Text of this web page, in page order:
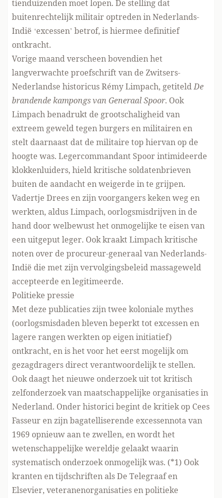
tienduizenden moet lopen. De stelling dat
buitenrechtelijk militair optreden in Nederlands-
Indië ‘excessen’ betrof, is hiermee definitief
ontkracht.
Vorige maand verscheen bovendien het
langverwachte proefschrift van de Zwitsers-
Nederlandse historicus Rémy Limpach, getiteldDe
brandende kampongs van Generaal Spoor. Ook
Limpach benadrukt de grootschaligheid van
extreem geweld tegen burgers en militairen en
stelt daarnaast dat de militaire top hiervan op de
hoogte was. Legercommandant Spoor intimideerde
klokkenluiders, hield kritische soldatenbrieven
buiten de aandacht en weigerde in te grijpen.
Vadertje Drees en zijn voorgangers keken weg en
werkten, aldus Limpach, oorlogsmisdrijven in de
hand door welbewust het onmogelijke te eisen van
een uitgeput leger. Ook kraakt Limpach kritische
noten over de procureur-generaal van Nederlands-
Indië die met zijn vervolgingsbeleid massageweld
accepteerde en legitimeerde.
Politieke pressie
Met deze publicaties zijn twee koloniale mythes
(oorlogsmisdaden bleven beperkt tot excessen en
lagere rangen werkten op eigen initiatief)
ontkracht, en is het voor het eerst mogelijk om
gezagdragers direct verantwoordelijk te stellen.
Ook daagt het nieuwe onderzoek uit tot kritisch
zelfonderzoek van maatschappelijke organisaties in
Nederland. Onder historici begint de kritiek op Cees
Fasseur en zijn bagatelliserende excessennota van
1969 opnieuw aan te zwellen, en wordt het
wetenschappelijke wereldje gelaakt waarin
systematisch onderzoek onmogelijk was. (*1) Ook
kranten en tijdschriften als De Telegraaf en
Elsevier, veteranenorganisaties en politieke